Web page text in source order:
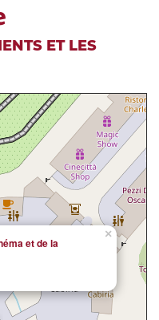
ET LES
×
et de la